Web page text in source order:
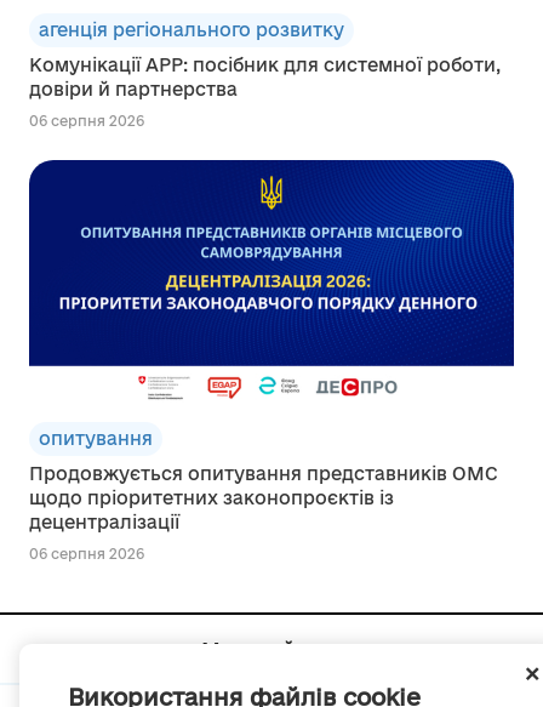
Використання файлів cookie
агенція регіонального розвитку
Комунікації АРР: посібник для системної роботи,
довіри й партнерства
06 серпня 2026
опитування
Продовжується опитування представників ОМС
щодо пріоритетних законопроєктів із
децентралізації
06 серпня 2026
Мапа сайту